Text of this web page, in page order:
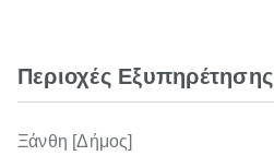
Περιοχές Εξυπηρέτησης
Ξάνθη [Δήμος]